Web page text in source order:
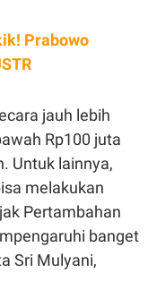
Prabowo
jauh lebih
Rp100 juta
Untuk lainnya,
melakukan
Pertambahan
banget
Sri Mulyani,